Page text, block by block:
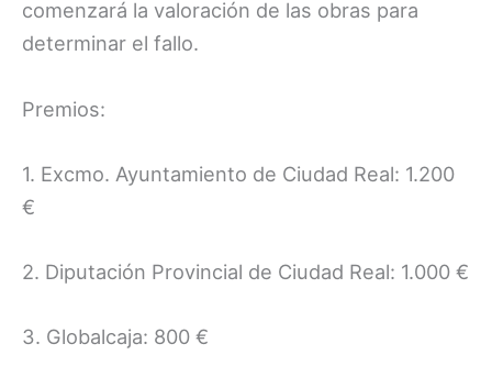
comenzará la valoración de las obras para
determinar el fallo.
Premios:
1. Excmo. Ayuntamiento de Ciudad Real: 1.200
€
2. Diputación Provincial de Ciudad Real: 1.000 €
3. Globalcaja: 800 €